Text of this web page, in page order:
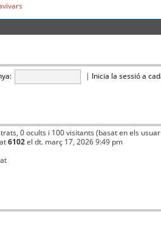
| Inicia la sessió a
0 ocults i 100 visitants (basat en els
6102el dt. març 17, 2026 9:49 pm